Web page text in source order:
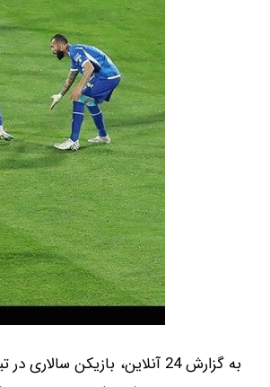
به گزارش 24 آنلاین، بازیکن